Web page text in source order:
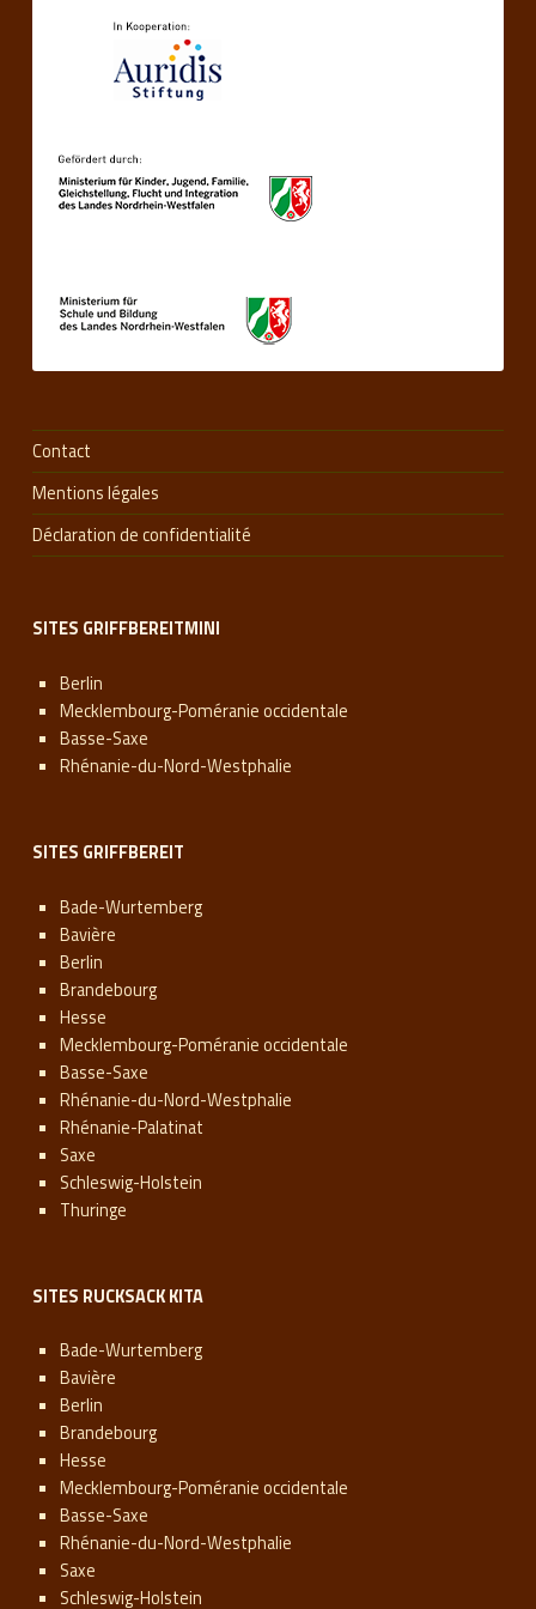
Contact
Mentions légales
Déclaration de confidentialité
SITES GRIFFBEREITMINI
Berlin
Mecklembourg-Poméranie occidentale
Basse-Saxe
Rhénanie-du-Nord-Westphalie
SITES GRIFFBEREIT
Bade-Wurtemberg
Bavière
Berlin
Brandebourg
Hesse
Mecklembourg-Poméranie occidentale
Basse-Saxe
Rhénanie-du-Nord-Westphalie
Rhénanie-Palatinat
Saxe
Schleswig-Holstein
Thuringe
SITES RUCKSACK KITA
Bade-Wurtemberg
Bavière
Berlin
Brandebourg
Hesse
Mecklembourg-Poméranie occidentale
Basse-Saxe
Rhénanie-du-Nord-Westphalie
Saxe
Schleswig-Holstein